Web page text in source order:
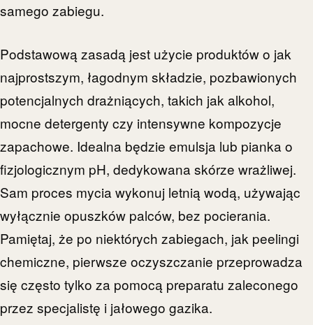
samego zabiegu.
Podstawową zasadą jest użycie produktów o jak
najprostszym, łagodnym składzie, pozbawionych
potencjalnych drażniących, takich jak alkohol,
mocne detergenty czy intensywne kompozycje
zapachowe. Idealna będzie emulsja lub pianka o
fizjologicznym pH, dedykowana skórze wrażliwej.
Sam proces mycia wykonuj letnią wodą, używając
wyłącznie opuszków palców, bez pocierania.
Pamiętaj, że po niektórych zabiegach, jak peelingi
chemiczne, pierwsze oczyszczanie przeprowadza
się często tylko za pomocą preparatu zaleconego
przez specjalistę i jałowego gazika.